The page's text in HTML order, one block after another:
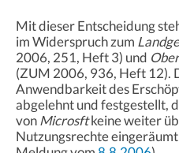
Mit dieser Entscheidung
im Widerspruch zum
2006, 251, Heft 3) und
(ZUM 2006, 936, Heft 12).
Anwendbarkeit des
abgelehnt und festgestellt,
vonMicrosftkeine weiter
Nutzungsrechte